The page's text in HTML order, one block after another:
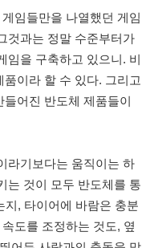
임들만을 나열했던 게임
것과는 정말 수준부터가
을 구축하고 있으니. 비
이라 할 수 있다. 그리고
어진 반도체 제품들이
라기보다는 움직이는 하
는 것이 모두 반도체를 통
, 타이어에 바람은 충분
도를 조정하는 것도, 옆